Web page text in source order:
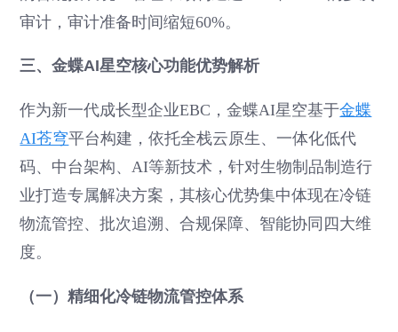
审计，审计准备时间缩短60%。
三、金蝶AI星空核心功能优势解析
作为新一代成长型企业EBC，金蝶AI星空基于金蝶
AI苍穹平台构建，依托全栈云原生、一体化低代
码、中台架构、AI等新技术，针对生物制品制造行
业打造专属解决方案，其核心优势集中体现在冷链
物流管控、批次追溯、合规保障、智能协同四大维
度。
（一）精细化冷链物流管控体系